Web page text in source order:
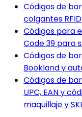
Códigos de
colgantes RFID
Códigos para
Code 39 para
Códigos de
Bookland y
Códigos de
UPC, EAN y
maquillaje y